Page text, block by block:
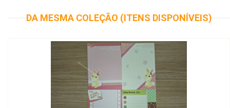
DA MESMA COLEÇÃO (ITENS DISPONÍVEIS)